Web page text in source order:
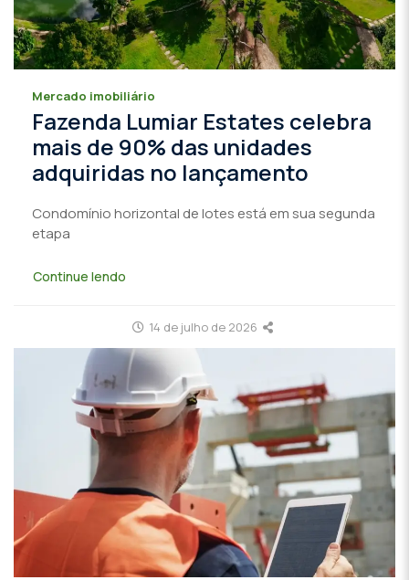
Mercado imobiliário
Fazenda Lumiar Estates celebra
mais de 90% das unidades
adquiridas no lançamento
Condomínio horizontal de lotes está em sua segunda
etapa
Continue lendo
14 de julho de 2026